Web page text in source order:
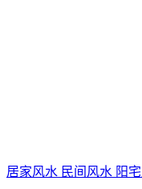
居家风水 民间风水 阳